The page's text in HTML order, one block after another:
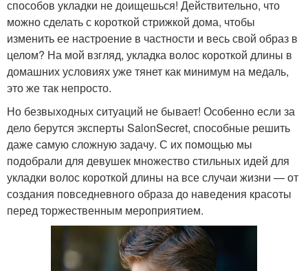
способов укладки не доищешься! Действительно, что
можно сделать с короткой стрижкой дома, чтобы
изменить ее настроение в частности и весь свой образ в
целом? На мой взгляд, укладка волос короткой длины в
домашних условиях уже тянет как минимум на медаль,
это же так непросто.
Но безвыходных ситуаций не бывает! Особенно если за
дело берутся эксперты SalonSecret, способные решить
даже самую сложную задачу. С их помощью мы
подобрали для девушек множество стильных идей для
укладки волос короткой длины на все случаи жизни — от
создания повседневного образа до наведения красоты
перед торжественным мероприятием.